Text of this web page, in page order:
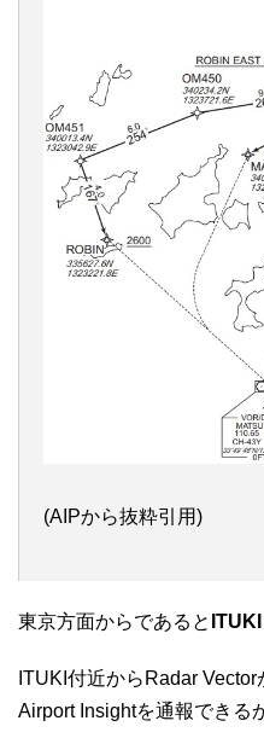
(AIPから抜粋引用)
東京方面からであると ITUKI
ITUKI付近からRadar
Airport Insightを通報できる